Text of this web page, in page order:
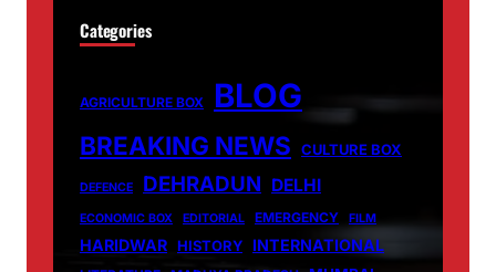
Categories
AGRICULTURE BOX BLOG
BREAKING NEWS CULTURE BOX
DEFENCE DEHRADUN DELHI
ECONOMIC BOX EDITORIAL EMERGENCY FILM
HARIDWAR HISTORY INTERNATIONAL